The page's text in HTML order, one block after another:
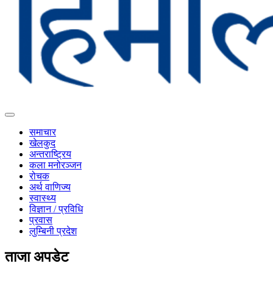
समाचार
खेलकुद
अन्तराष्ट्रिय
कला मनोरञ्जन
रोचक
अर्थ वाणिज्य
स्वास्थ्य
विज्ञान / प्रविधि
प्रवास
लुम्बिनी प्रदेश
ताजा अपडेट